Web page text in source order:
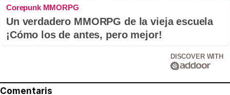
Corepunk MMORPG
Un verdadero MMORPG de la vieja escuela
¡Cómo los de antes, pero mejor!
DISCOVER WITH
Comentaris